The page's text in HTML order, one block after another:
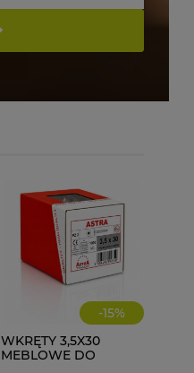
-15%
WKRĘTY 3,5X30
MEBLOWE DO